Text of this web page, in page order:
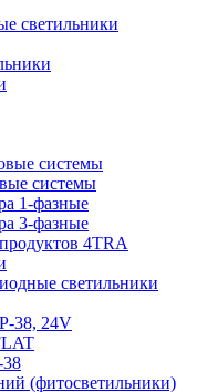
светильники
системы
системы
1-фазные
3-фазные
4TRA
светильники
38, 24V
(фитосветильники)